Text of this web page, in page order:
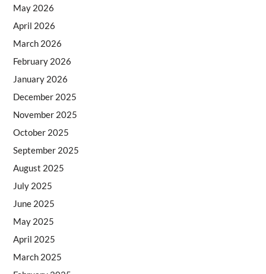
May 2026
April 2026
March 2026
February 2026
January 2026
December 2025
November 2025
October 2025
September 2025
August 2025
July 2025
June 2025
May 2025
April 2025
March 2025